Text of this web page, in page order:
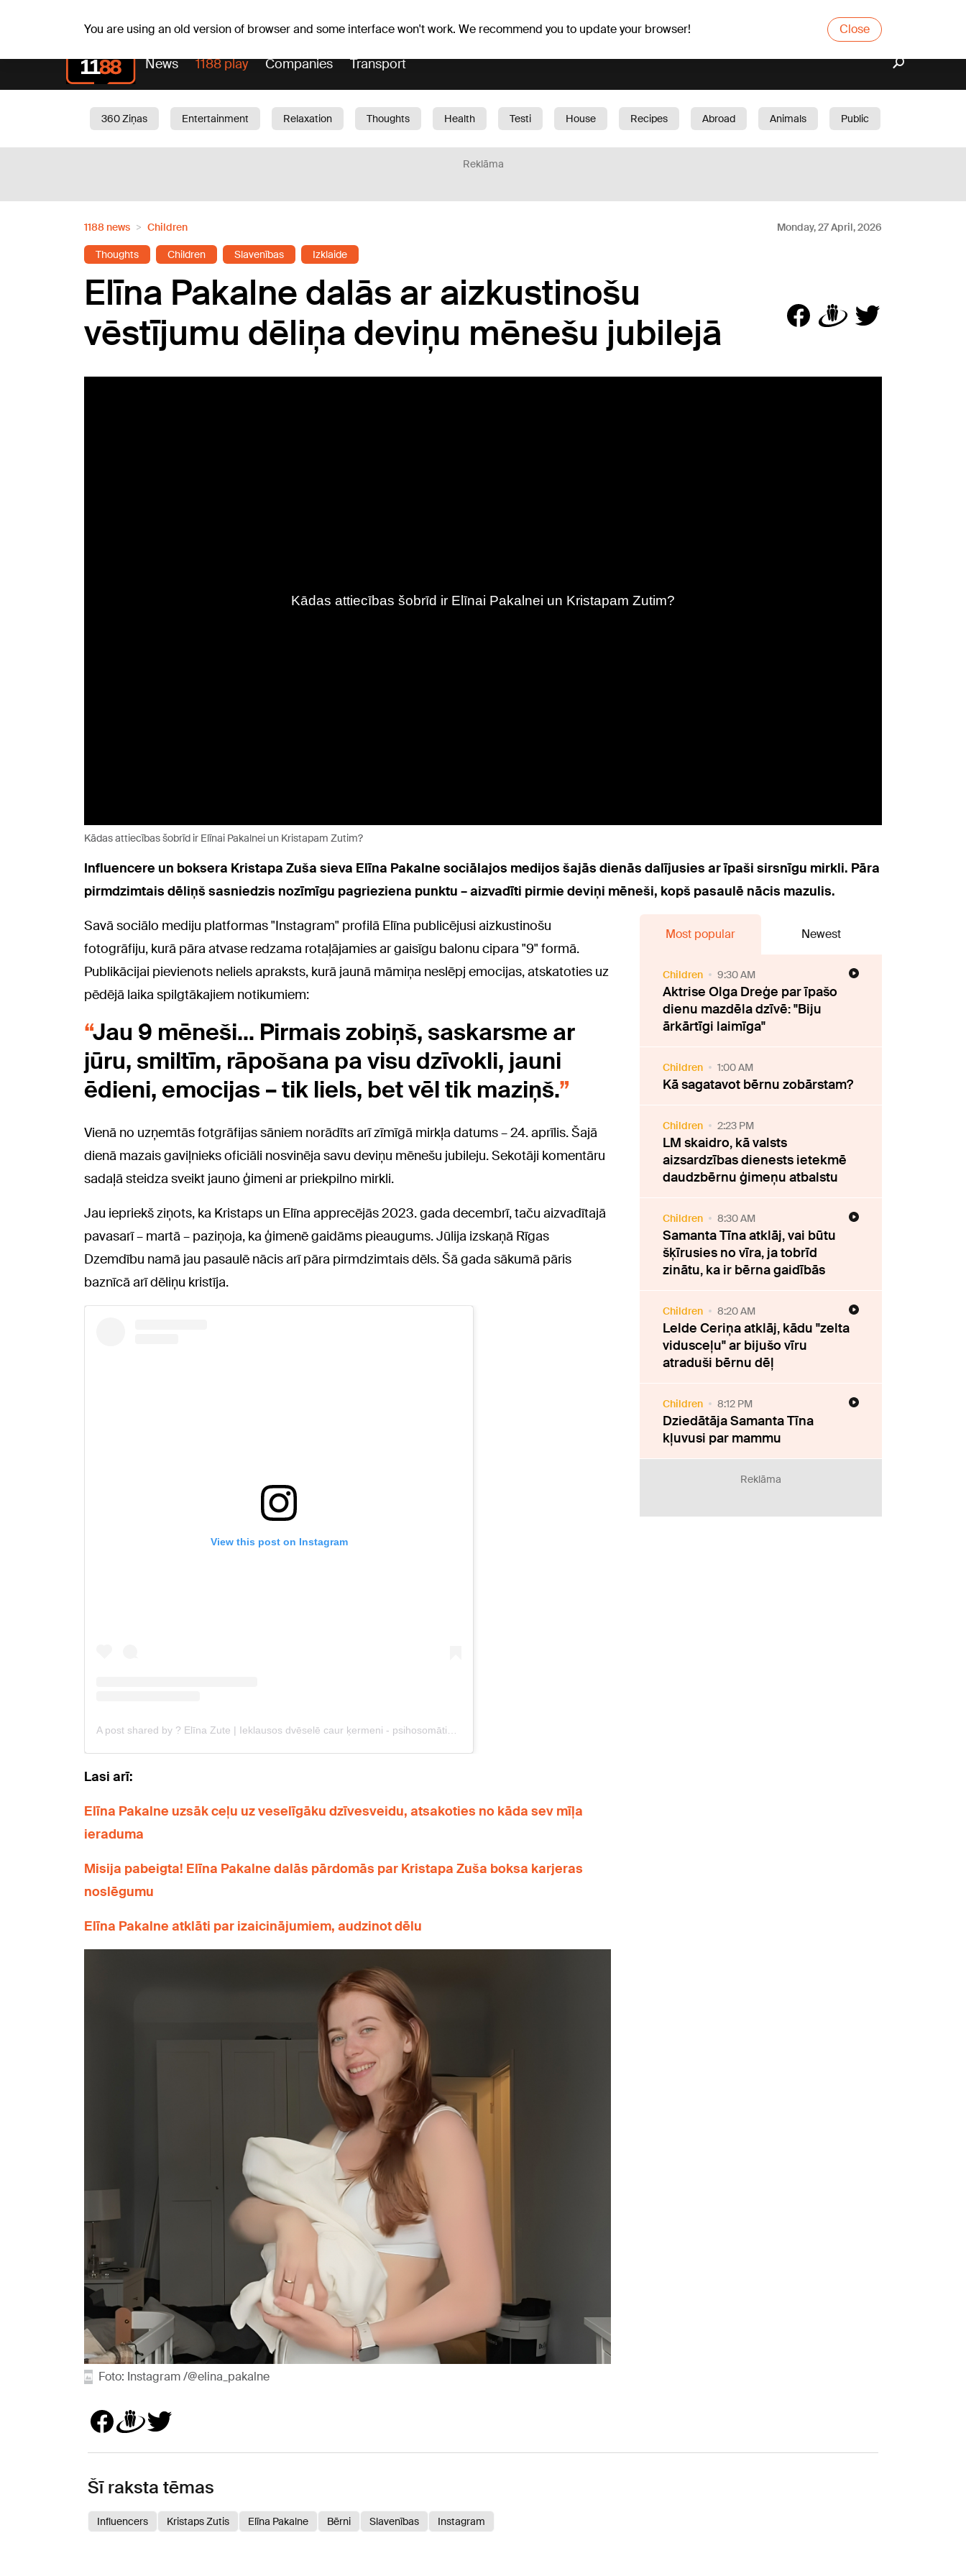
You are using an old version of browser and some interface won't work. We recommend you to update your browser! Close
News 1188 play Companies Transport
360 Ziņas Entertainment Relaxation Thoughts Health Testi House Recipes Abroad Animals
Public
Reklāma
1188 news Children Monday, 27 April, 2026
Thoughts Children Slavenības Izklaide
Elīna Pakalne dalās ar aizkustinošu
vēstījumu dēliņa deviņu mēnešu jubilejā
Kādas attiecības šobrīd ir Elīnai Pakalnei un Kristapam Zutim?
Influencere un boksera Kristapa Zuša sieva Elīna Pakalne sociālajos medijos šajās dienās dalījusies ar īpaši sirsnīgu mirkli. Pāra
pirmdzimtais dēliņš sasniedzis nozīmīgu pagrieziena punktu – aizvadīti pirmie deviņi mēneši, kopš pasaulē nācis mazulis.
Savā sociālo mediju platformas "Instagram" profilā Elīna publicējusi aizkustinošu
fotogrāfiju, kurā pāra atvase redzama rotaļājamies ar gaisīgu balonu cipara "9" formā.
Publikācijai pievienots neliels apraksts, kurā jaunā māmiņa neslēpj emocijas, atskatoties uz
pēdējā laika spilgtākajiem notikumiem:
Jau 9 mēneši... Pirmais zobiņš, saskarsme ar
jūru, smiltīm, rāpošana pa visu dzīvokli, jauni
ēdieni, emocijas – tik liels, bet vēl tik maziņš.
Vienā no uzņemtās fotgrāfijas sāniem norādīts arī zīmīgā mirkļa datums – 24. aprīlis. Šajā
dienā mazais gaviļnieks oficiāli nosvinēja savu deviņu mēnešu jubileju. Sekotāji komentāru
sadaļā steidza sveikt jauno ģimeni ar priekpilno mirkli.
Jau iepriekš ziņots, ka Kristaps un Elīna apprecējās 2023. gada decembrī, taču aizvadītajā
pavasarī – martā – paziņoja, ka ģimenē gaidāms pieaugums. Jūlija izskaņā Rīgas
Dzemdību namā jau pasaulē nācis arī pāra pirmdzimtais dēls. Šā gada sākumā pāris
baznīcā arī dēliņu kristīja.
Lasi arī:
Elīna Pakalne uzsāk ceļu uz veselīgāku dzīvesveidu, atsakoties no kāda sev mīļa
ieraduma
Misija pabeigta! Elīna Pakalne dalās pārdomās par Kristapa Zuša boksa karjeras
noslēgumu
Elīna Pakalne atklāti par izaicinājumiem, audzinot dēlu
Foto: Instagram /@elina_pakalne
Most popular Newest
Children 9:30 AM
Aktrise Olga Dreģe par īpašo
dienu mazdēla dzīvē: "Biju
ārkārtīgi laimīga"
Children 1:00 AM
Kā sagatavot bērnu zobārstam?
Children 2:23 PM
LM skaidro, kā valsts
aizsardzības dienests ietekmē
daudzbērnu ģimeņu atbalstu
Children 8:30 AM
Samanta Tīna atklāj, vai būtu
šķīrusies no vīra, ja tobrīd
zinātu, ka ir bērna gaidībās
Children 8:20 AM
Lelde Ceriņa atklāj, kādu "zelta
vidusceļu" ar bijušo vīru
atraduši bērnu dēļ
Children 8:12 PM
Dziedātāja Samanta Tīna
kļuvusi par mammu
Reklāma
Šī raksta tēmas
Influencers Kristaps Zutis Elīna Pakalne Bērni Slavenības Instagram